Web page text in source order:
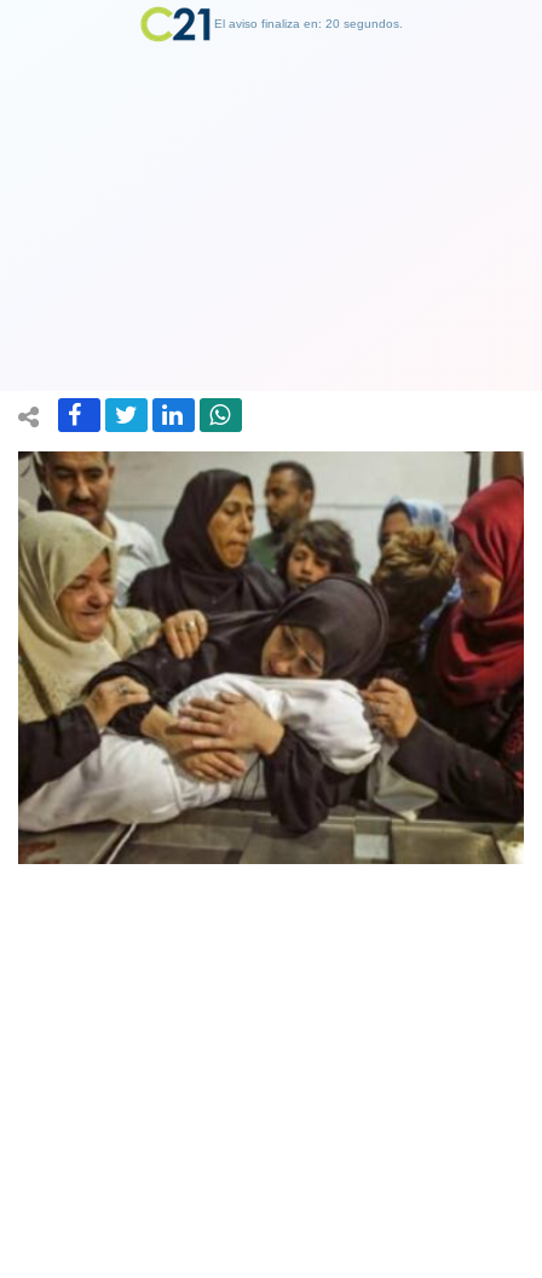
El aviso finaliza en: 19 segundos.